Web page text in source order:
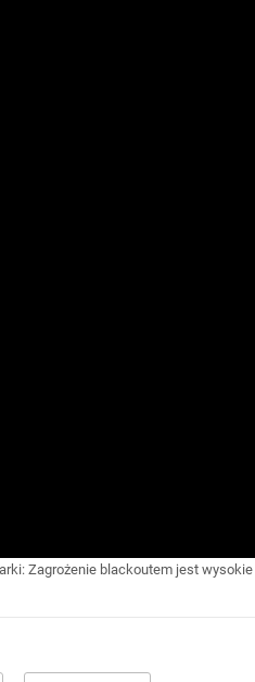
Zagrożenie blackoutem jest wysokie